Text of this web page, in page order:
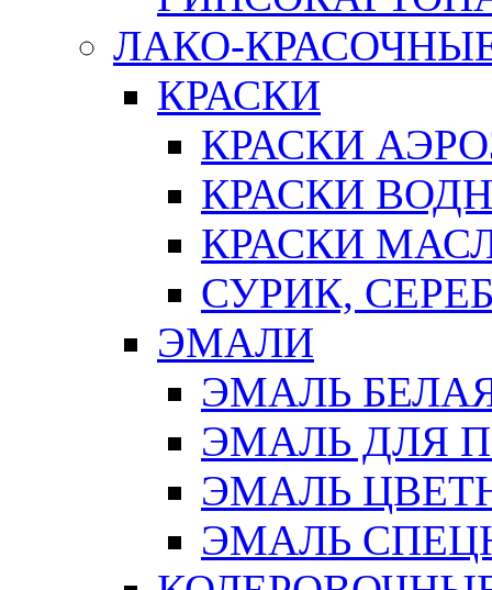
ЛАКО-
КРАСКИ
КРАСКИ
КРАСКИ
КРАСКИ
СУРИК,
ЭМАЛИ
ЭМАЛЬ
ЭМАЛЬ ДЛЯ
ЭМАЛЬ
ЭМАЛЬ